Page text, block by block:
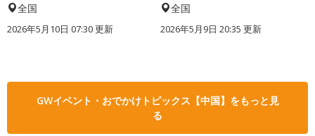
全国
2026年5月10日 07:30 更新
全国
2026年5月9日 20:35 更新
GWイベント・おでかけトピックス【中国】をもっと見
る